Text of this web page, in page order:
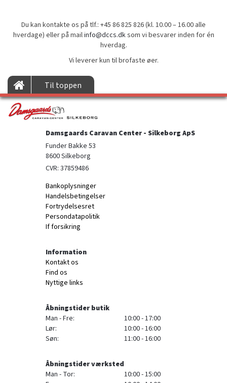
Du kan kontakte os på tlf.: +45 86 825 826 (kl. 10.00 – 16.00 alle
hverdage) eller på mailinfo@dccs.dksom vi besvarer inden for én
hverdag.
Vi leverer kun til brofaste øer.
Til toppen
Damsgaards Caravan Center - Silkeborg ApS
Funder Bakke 53
8600 Silkeborg
CVR: 37859486
Bankoplysninger
Handelsbetingelser
Fortrydelsesret
Persondatapolitik
If forsikring
Information
Kontakt os
Find os
Nyttige links
Åbningstider butik
Man - Fre:
10:00 - 17:00
Lør:
10:00 - 16:00
Søn:
11:00 - 16:00
Åbningstider værksted
Man - Tor:
10:00 - 15:00